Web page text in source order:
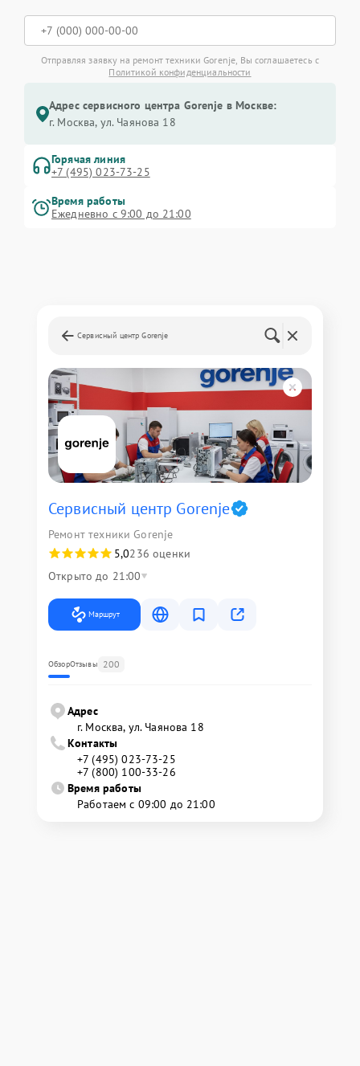
Отправляя заявку на ремонт техники Gorenje, Вы соглашаетесь с
Политикой конфиденциальности
Адрес сервисного центра Gorenje в Москве:
г. Москва, ул. Чаянова 18
Горячая линия
+7 (495) 023-73-25
Время работы
Ежедневно с 9:00 до 21:00
Сервисный центр Gorenje
Сервисный центр Gorenje
Ремонт техники Gorenje
5,0236 оценки
Открыто до 21:00
Маршрут
ОбзорОтзывы 200
Адрес
г. Москва, ул. Чаянова 18
Контакты
+7 (495) 023-73-25
+7 (800) 100-33-26
Время работы
Работаем с 09:00 до 21:00